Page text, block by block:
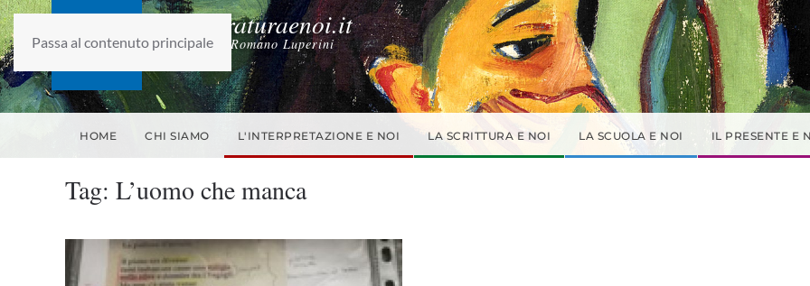
Passa al contenuto principale
laletteraturaenoi.it
fondato da Romano Luperini
HOME CHI SIAMO L'INTERPRETAZIONE E NOI LA SCRITTURA E NOI LA SCUOLA E NOI IL PRESENTE E
Tag: L’uomo che manca